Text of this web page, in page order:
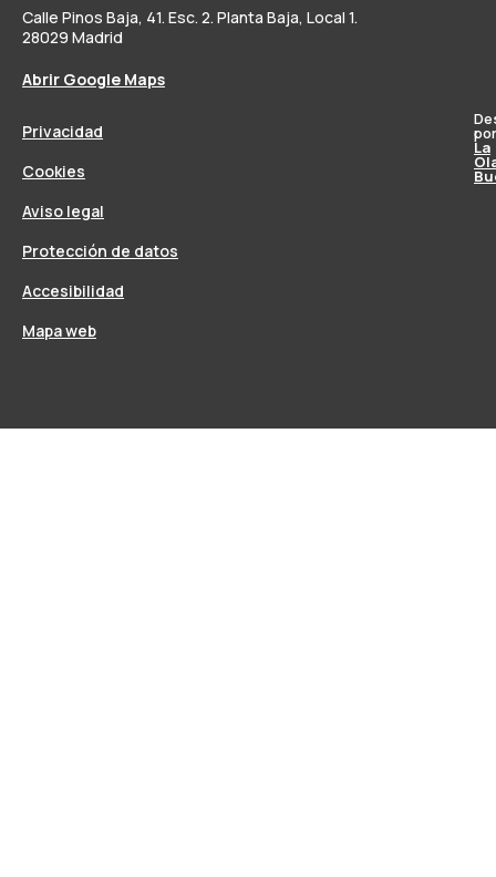
Calle Pinos Baja, 41. Esc. 2. Planta Baja, Local 1.
28029 Madrid
Abrir Google Maps
Privacidad
Cookies
Aviso legal
Protección de datos
Accesibilidad
Mapa web
por
La